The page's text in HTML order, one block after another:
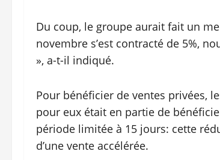
Du coup, le groupe aurait fait un
novembre s’est contracté de 5%,
», a-t-il indiqué.
Pour bénéficier de ventes privées,
pour eux était en partie de
période limitée à 15 jours: cette
d’une vente accélérée.